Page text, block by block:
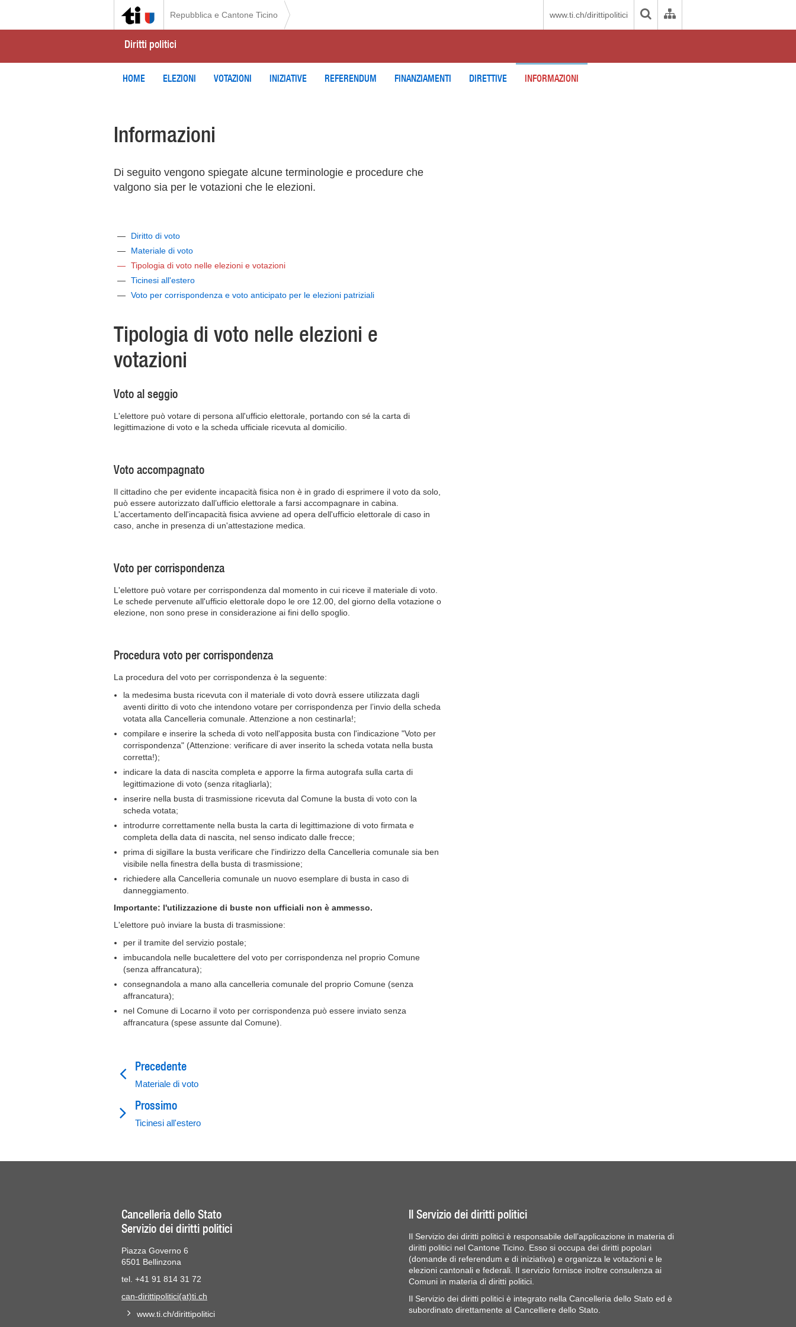
Repubblica e Cantone Ticino www.ti.ch/dirittipolitici
Diritti politici
HOME ELEZIONI VOTAZIONI INIZIATIVE REFERENDUM FINANZIAMENTI DIRETTIVE INFORMAZIONI
Informazioni
Di seguito vengono spiegate alcune terminologie e procedure che
valgono sia per le votazioni che le elezioni.
Diritto di voto
Materiale di voto
Tipologia di voto nelle elezioni e votazioni
Ticinesi all'estero
Voto per corrispondenza e voto anticipato per le elezioni patriziali
Tipologia di voto nelle elezioni e
votazioni
Voto al seggio
L'elettore può votare di persona all'ufficio elettorale, portando con sé la carta di
legittimazione di voto e la scheda ufficiale ricevuta al domicilio.
Voto accompagnato
Il cittadino che per evidente incapacità fisica non è in grado di esprimere il voto da solo,
può essere autorizzato dall’ufficio elettorale a farsi accompagnare in cabina.
L'accertamento dell'incapacità fisica avviene ad opera dell'ufficio elettorale di caso in
caso, anche in presenza di un'attestazione medica.
Voto per corrispondenza
L'elettore può votare per corrispondenza dal momento in cui riceve il materiale di voto.
Le schede pervenute all'ufficio elettorale dopo le ore 12.00, del giorno della votazione o
elezione, non sono prese in considerazione ai fini dello spoglio.
Procedura voto per corrispondenza
La procedura del voto per corrispondenza è la seguente:
la medesima busta ricevuta con il materiale di voto dovrà essere utilizzata dagli
aventi diritto di voto che intendono votare per corrispondenza per l’invio della scheda
votata alla Cancelleria comunale. Attenzione a non cestinarla!;
compilare e inserire la scheda di voto nell'apposita busta con l'indicazione "Voto per
corrispondenza" (Attenzione: verificare di aver inserito la scheda votata nella busta
corretta!);
indicare la data di nascita completa e apporre la firma autografa sulla carta di
legittimazione di voto (senza ritagliarla);
inserire nella busta di trasmissione ricevuta dal Comune la busta di voto con la
scheda votata;
introdurre correttamente nella busta la carta di legittimazione di voto firmata e
completa della data di nascita, nel senso indicato dalle frecce;
prima di sigillare la busta verificare che l'indirizzo della Cancelleria comunale sia ben
visibile nella finestra della busta di trasmissione;
richiedere alla Cancelleria comunale un nuovo esemplare di busta in caso di
danneggiamento.
Importante: l'utilizzazione di buste non ufficiali non è ammesso.
L'elettore può inviare la busta di trasmissione:
per il tramite del servizio postale;
imbucandola nelle bucalettere del voto per corrispondenza nel proprio Comune
(senza affrancatura);
consegnandola a mano alla cancelleria comunale del proprio Comune (senza
affrancatura);
nel Comune di Locarno il voto per corrispondenza può essere inviato senza
affrancatura (spese assunte dal Comune).
Precedente
Materiale di voto
Prossimo
Ticinesi all'estero
Cancelleria dello Stato
Servizio dei diritti politici
Piazza Governo 6
6501 Bellinzona
tel. +41 91 814 31 72
can-dirittipolitici(at)ti.ch
www.ti.ch/dirittipolitici
Il Servizio dei diritti politici
Il Servizio dei diritti politici è responsabile dell’applicazione in materia di
diritti politici nel Cantone Ticino. Esso si occupa dei diritti popolari
(domande di referendum e di iniziativa) e organizza le votazioni e le
elezioni cantonali e federali. Il servizio fornisce inoltre consulenza ai
Comuni in materia di diritti politici.
Il Servizio dei diritti politici è integrato nella Cancelleria dello Stato ed è
subordinato direttamente al Cancelliere dello Stato.